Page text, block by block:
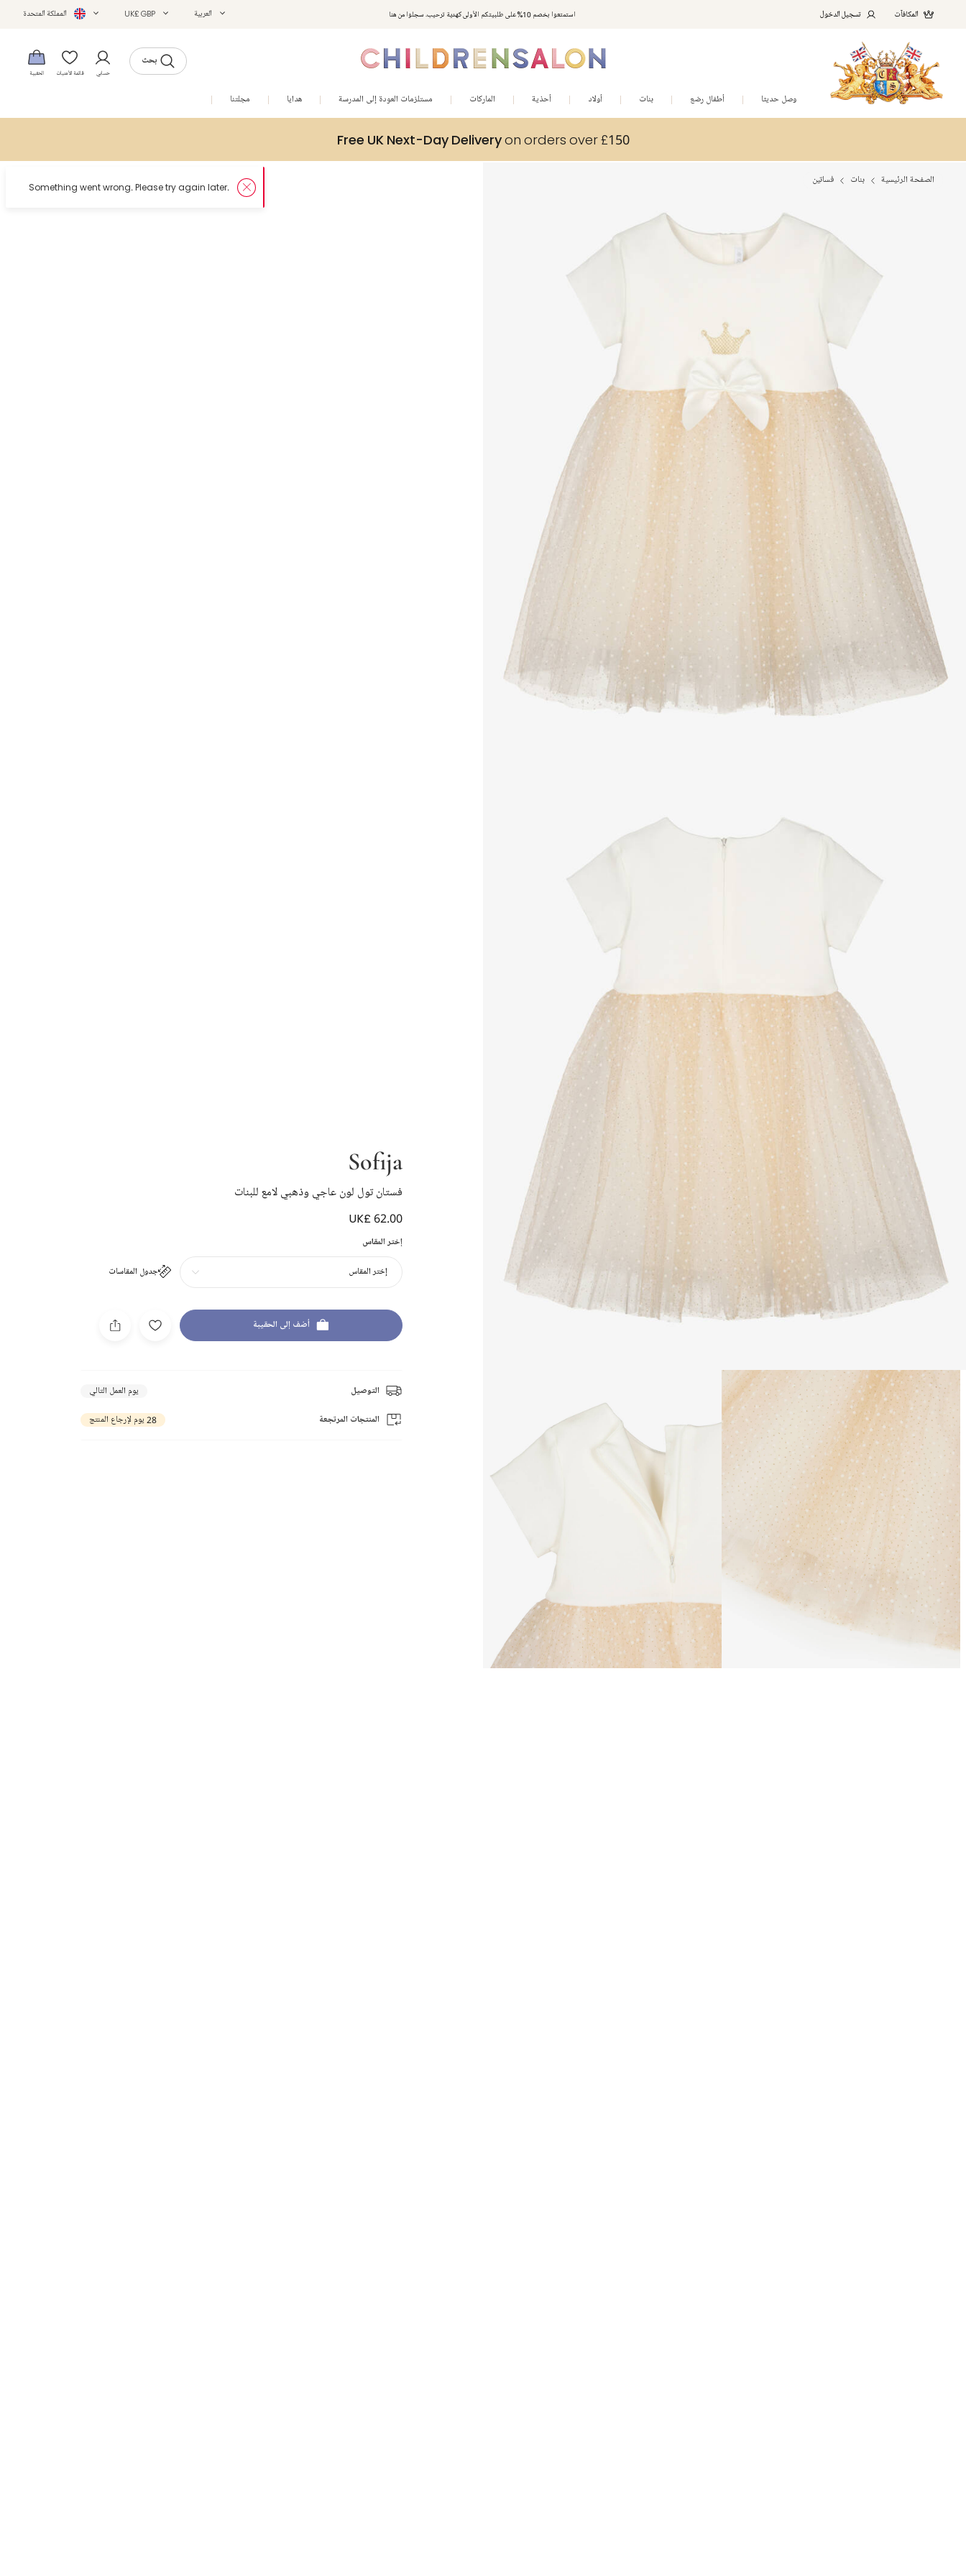
استمتعوا بخصم 10% على طلبيتكم الأولى كهدية ترحيب. سجلوا من هنا المكافآت تسجيل الدخول العربية UK£ GBP المملكة المتحدة
بحث
حسابي قائمة الأمنيات الحقيبة
وصل حديثا أطفال رضع بنات أولاد أحذية الماركات مستلزمات العودة إلى المدرسة هدايا مجلتنا
Free UK Next-Day Deliveryon orders over £150
الصفحة الرئيسية بنات فساتين
Sofija
فستان تول لون عاجي وذهبي لامع للبنات
UK£ 62.00
إختر المقاس
جدول المقاسات إختر المقاس
أضف إلى الحقيبة
التوصيل يوم العمل التالي
المنتجات المرتجعة 28 يوم لإرجاع المنتج